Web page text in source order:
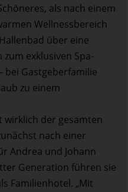
als nach einem
Wellnessbereich
über eine
exklusiven Spa-
bei Gastgeberfamilie
zu einem
wirklich der gesamten
nach einer
Andrea und Johann
Generation führen sie
Familienhotel. „Mit